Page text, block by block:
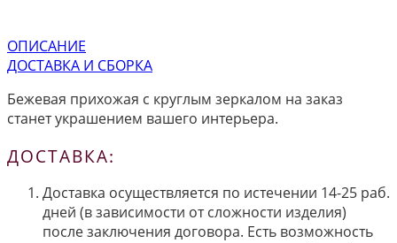
ОПИСАНИЕ
ДОСТАВКА И СБОРКА
Бежевая прихожая с круглым зеркалом на заказ
станет украшением вашего интерьера.
ДОСТАВКА:
Доставка осуществляется по истечении 14-25 раб.
дней (в зависимости от сложности изделия)
после заключения договора. Есть возможность